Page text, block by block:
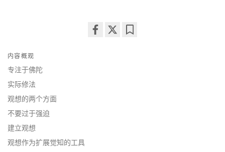
内容概观
专注于佛陀
实际修法
观想的两个方面
不要过于强迫
建立观想
观想作为扩展觉知的工具